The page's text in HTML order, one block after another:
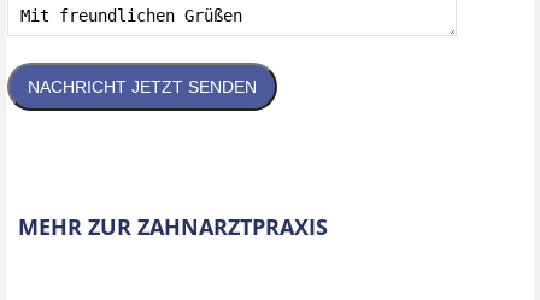
NACHRICHT JETZT SENDEN
MEHR ZUR ZAHNARZTPRAXIS